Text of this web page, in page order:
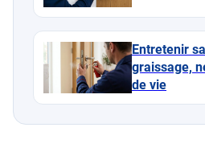
Entretenir
graissage,
de vie